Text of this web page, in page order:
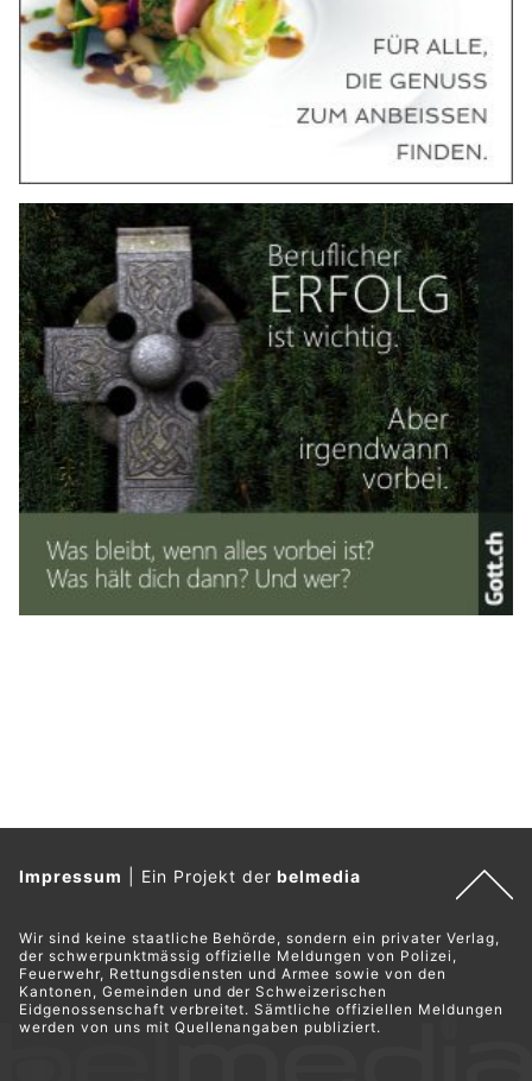
Impressum Ein Projekt derbelmedia
Wir sind keine staatliche Behörde, sondern ein privater Verlag,
der schwerpunktmässig offizielle Meldungen von Polizei,
Feuerwehr, Rettungsdiensten und Armee sowie von den
Kantonen, Gemeinden und der Schweizerischen
Eidgenossenschaft verbreitet. Sämtliche offiziellen Meldungen
werden von uns mit Quellenangaben publiziert.